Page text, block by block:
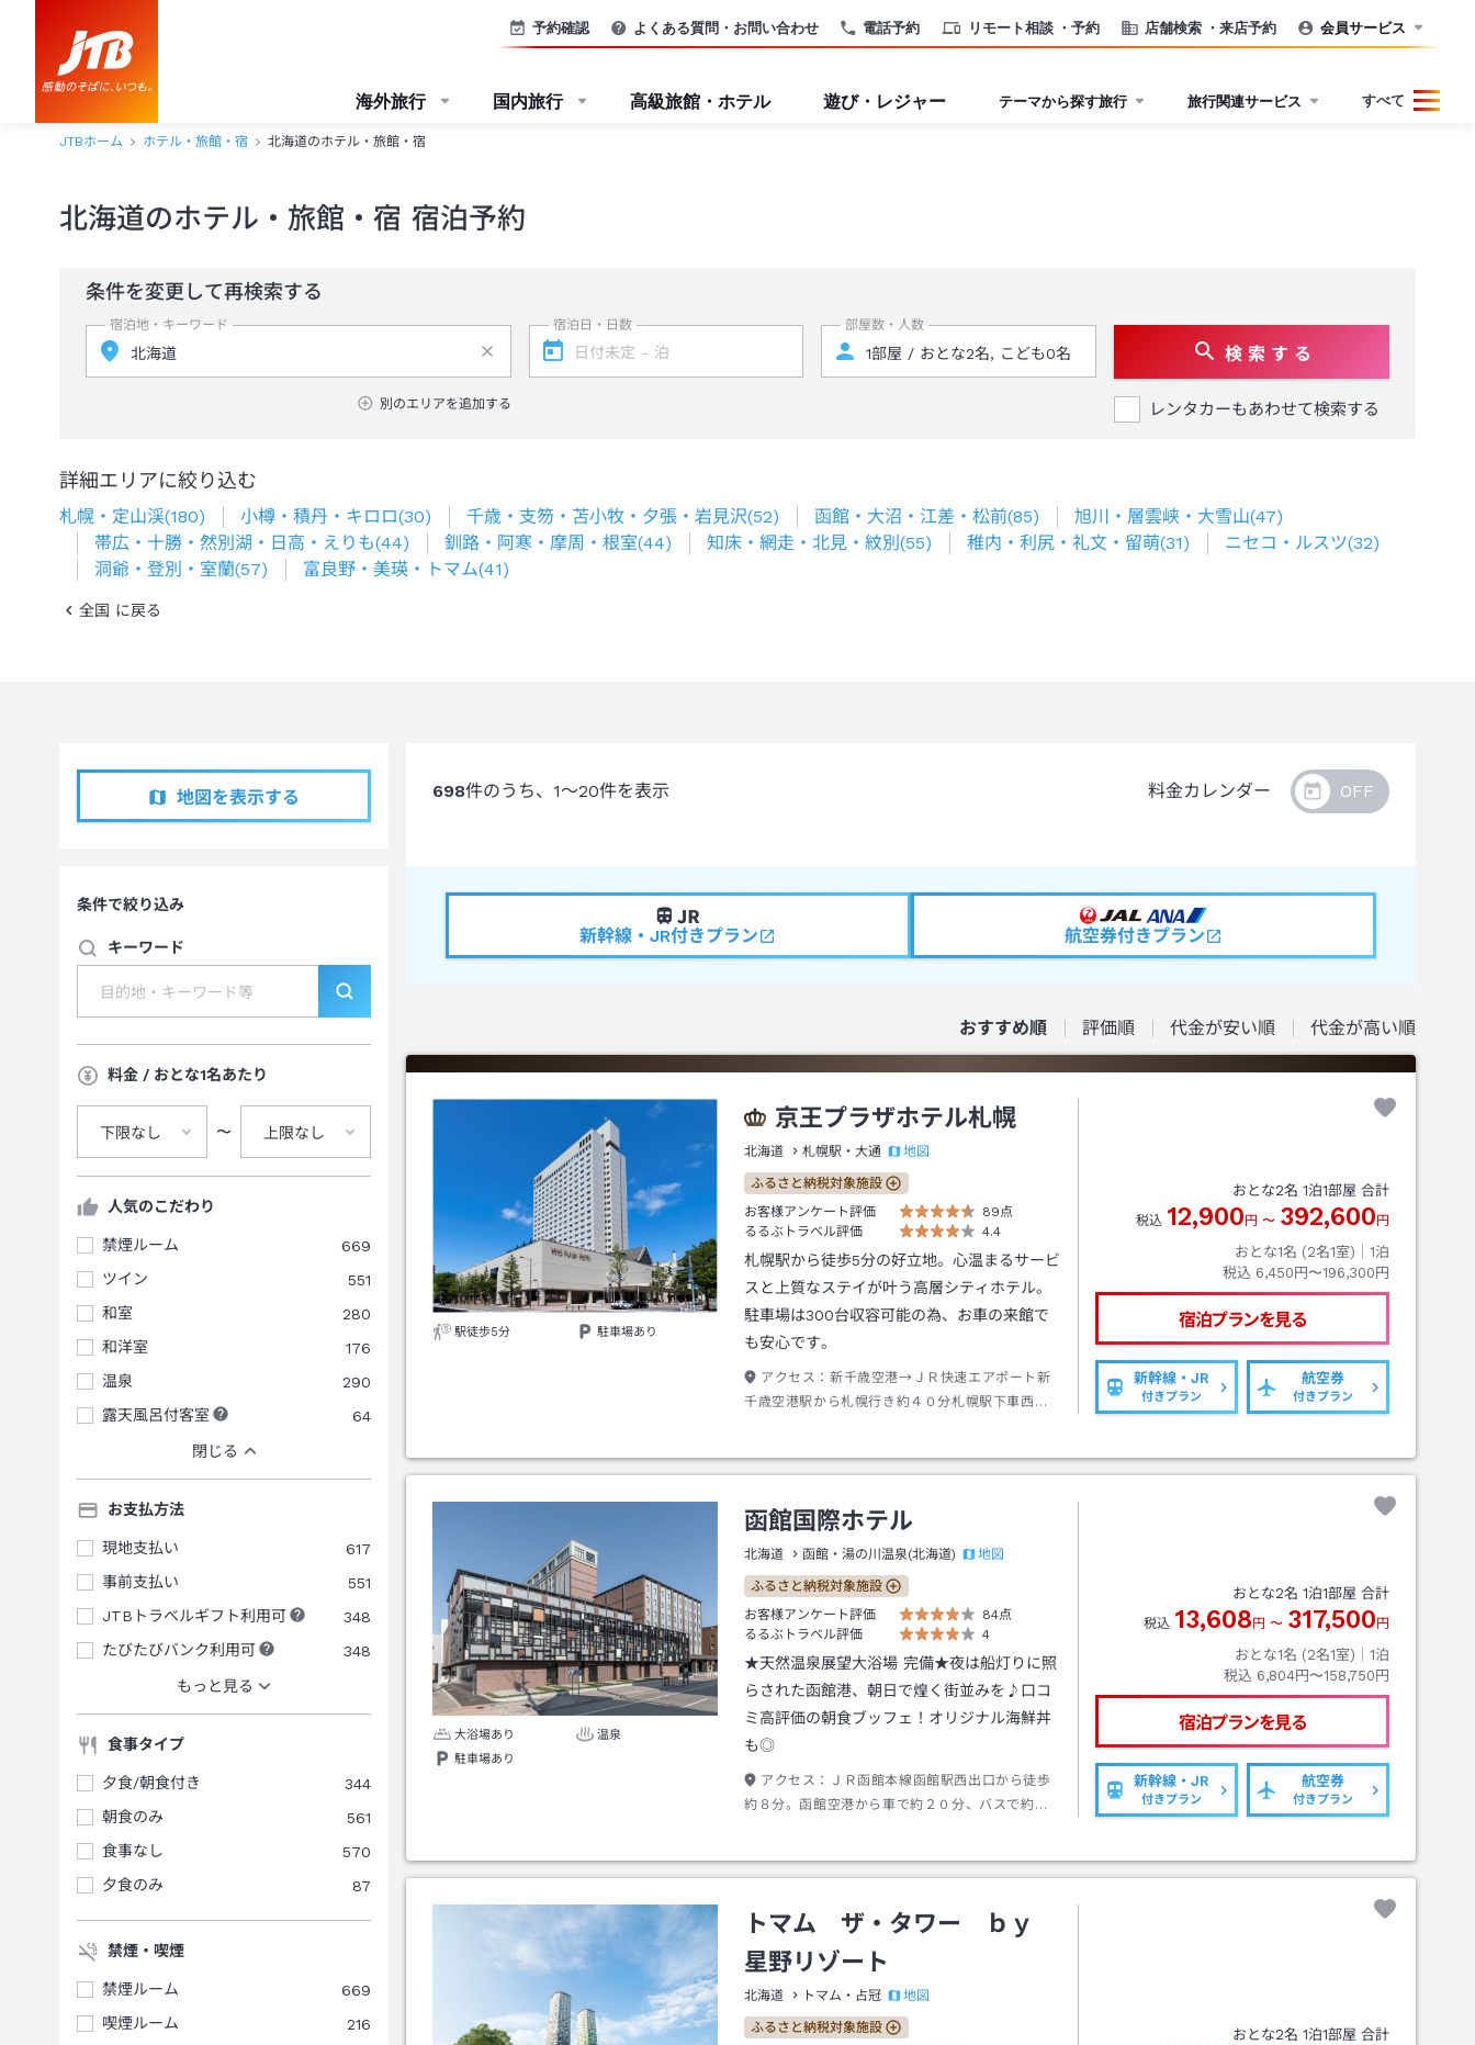
電話予約 リモート相談 ・予約 店舗検索 ・来店予約
予約確認 よくある質問・お問い合わせ 会員サービス
海外旅行 国内旅行 高級旅館・ホテル 遊び・レジャー テーマから探す旅行 旅行関連サービス すべて
JTBホーム ホテル・旅館・宿 北海道のホテル・旅館・宿
北海道のホテル・旅館・宿 宿泊予約
条件を変更して再検索する
宿泊地・キーワード
別のエリアを追加する
宿泊日・日数 部屋数・人数
検 索 す る
レンタカーもあわせて検索する
詳細エリアに絞り込む
札幌・定山渓(180) 小樽・積丹・キロロ(30) 千歳・支笏・苫小牧・夕張・岩見沢(52) 函館・大沼・江差・松前(85) 旭川・層雲峡・大雪山(47)
帯広・十勝・然別湖・日高・えりも(44) 釧路・阿寒・摩周・根室(44) 知床・網走・北見・紋別 (55) 稚内・利尻・礼文・留萌(31) ニセコ・ルスツ(32)
洞爺・登別・室蘭(57) 富良野・美瑛・トマム(41)
全国 に戻る
地図を表示する
条件で絞り込み
キーワード
料金 / おとな1名あたり
下限なし 〜 上限なし
人気のこだわり
禁煙ルーム
669
ツイン
551
和室
280
和洋室
176
温泉
290
露天風呂付客室
64
閉じる
お支払方法
現地支払い
617
事前支払い
551
JTBトラベルギフト利用可
348
たびたびバンク利用可
348
もっと見る
食事タイプ
夕食/朝食付き
344
朝食のみ
561
食事なし
570
夕食のみ
87
禁煙・喫煙
禁煙ルーム
669
喫煙ルーム
216
698件のうち、 1～20件を表示 料金カレンダー
新幹線・JR付きプラン 航空券付きプラン
おすすめ順 評価順 代金が安い順 代金が高い順
駅徒歩5分 駐車場あり
京王プラザホテル札幌
北海道 札幌駅・大通 地図
ふるさと納税対象施設
お客様アンケート評価
89点
るるぶトラベル評価
4.4
札幌駅から徒歩5分の好立地。心温まるサービ
スと上質なステイが叶う高層シティホテル。
駐車場は300台収容可能の為、お車の来館で
も安心です。
アクセス： 新千歳空港→ＪＲ快速エアポート新
千歳空港駅から札幌行き約４０分札幌駅下車西出
おとな2名 1泊1部屋 合計
税込 12,900 円 〜 392,600 円
おとな1名 (2名1室)｜ 1泊
税込 6,450円〜196,300円
宿泊プランを見る
新幹線・JR
付きプラン
航空券
付きプラン
大浴場あり
温泉
駐車場あり
函館国際ホテル
北海道 函館・湯の川温泉(北海道) 地図
ふるさと納税対象施設
お客様アンケート評価
84点
るるぶトラベル評価
4
★天然温泉展望大浴場 完備★夜は船灯りに照
らされた函館港、朝日で煌く街並みを♪口コ
ミ高評価の朝食ブッフェ！オリジナル海鮮丼
も◎
アクセス：
ＪＲ函館本線函館駅西出口から徒歩
約８分。函館空港から車で約２０分、バスで約３
おとな2名 1泊1部屋 合計
税込 13,608 円 〜 317,500 円
おとな1名 (2名1室)｜ 1泊
税込 6,804円〜158,750円
宿泊プランを見る
新幹線・JR
付きプラン
航空券
付きプラン
トマム ザ・タワー ｂｙ
星野リゾート
北海道 トマム・占冠 地図
ふるさと納税対象施設
おとな2名 1泊1部屋 合計